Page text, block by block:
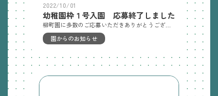
2022/10/01
幼稚園枠１号入園 応募終了しました
園からのお知らせ